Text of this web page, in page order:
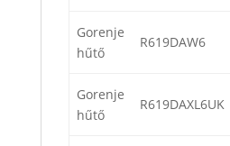
Gorenje
hűtő
R619DAW6
Gorenje
hűtő
R619DAXL6UK